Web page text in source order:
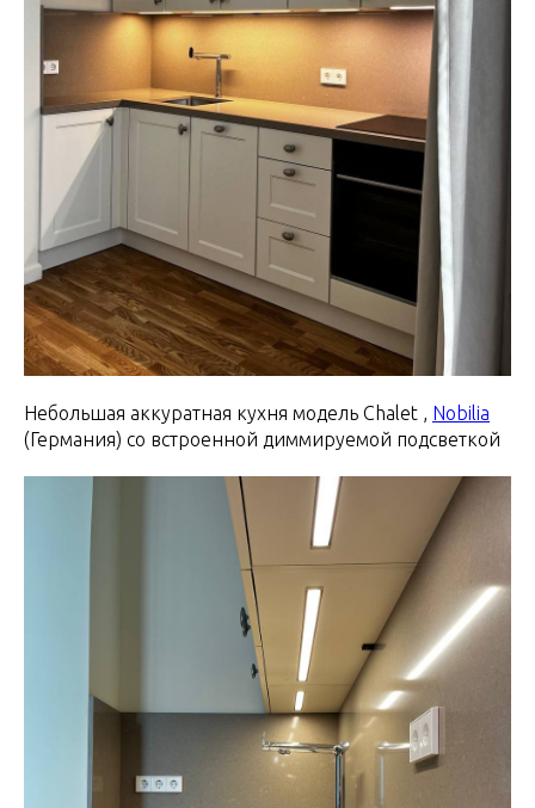
Небольшая аккуратная кухня модель Chalet , Nobilia
(Германия) со встроенной диммируемой подсветкой